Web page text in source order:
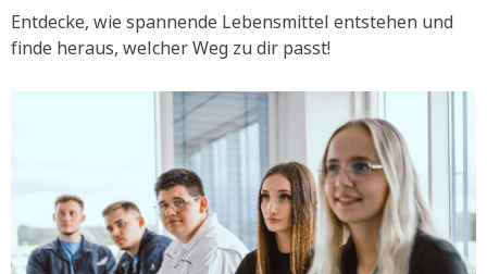
Entdecke, wie spannende Lebensmittel entstehen und
finde heraus, welcher Weg zu dir passt!